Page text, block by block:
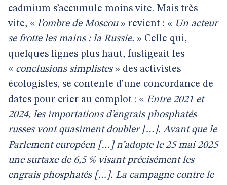
cadmium s’accumule moins vite. Mais très
vite, « l’ombre de Moscou» revient : « Un acteur
se frotte les mains : la Russie. » Celle qui,
quelques lignes plus haut, fustigeait les
« conclusions simplistes» des activistes
écologistes, se contente d’une concordance de
dates pour crier au complot : « Entre 2021 et
2024, les importations d’engrais phosphatés
russes vont quasiment doubler […]. Avant que le
Parlement européen […] n’adopte le 25 mai 2025
une surtaxe de 6,5 % visant précisément les
engrais phosphatés […]. La campagne contre le